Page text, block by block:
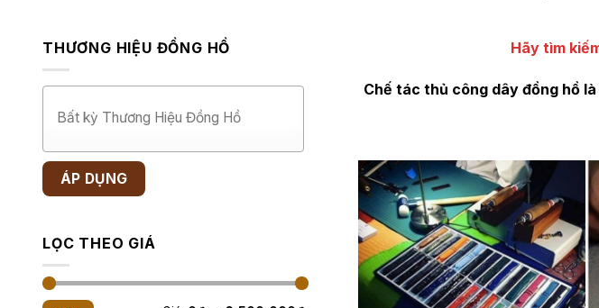
THƯƠNG HIỆU ĐỒNG HỒ
ÁP DỤNG
LỌC THEO GIÁ
Giá
Giá
Hãy tìm
Chế tác thủ công dây đồng hồ